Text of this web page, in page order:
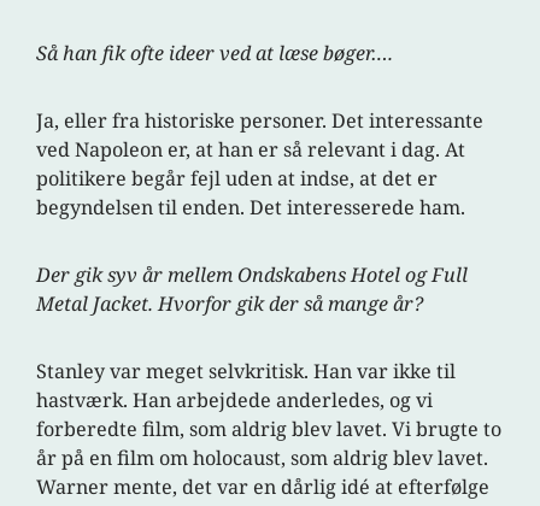
Så han fik ofte ideer ved at læse bøger….
Ja, eller fra historiske personer. Det interessante
ved Napoleon er, at han er så relevant i dag. At
politikere begår fejl uden at indse, at det er
begyndelsen til enden. Det interesserede ham.
Der gik syv år mellem Ondskabens Hotel og Full
Metal Jacket. Hvorfor gik der så mange år?
Stanley var meget selvkritisk. Han var ikke til
hastværk. Han arbejdede anderledes, og vi
forberedte film, som aldrig blev lavet. Vi brugte to
år på en film om holocaust, som aldrig blev lavet.
Warner mente, det var en dårlig idé at efterfølge